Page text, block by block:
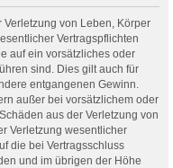
Verletzung von Leben, Körper
Vertragspflichten
auf ein vorsätzliches oder
sind. Dies gilt auch für
entgangenen Gewinn.
außer bei vorsätzlichem oder
aus der Verletzung von
Verletzung wesentlicher
die bei Vertragsschluss
und im übrigen der Höhe